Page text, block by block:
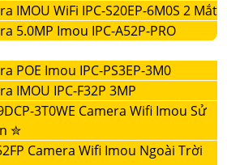
IMOU WiFi IPC-S20EP-6M0S 2 Mắt
5.0MP Imou IPC-A52P-PRO
POE Imou IPC-PS3EP-3M0
IMOU IPC-F32P 3MP
3T0WE Camera Wifi Imou Sử
✮
Camera Wifi Imou Ngoài Trời